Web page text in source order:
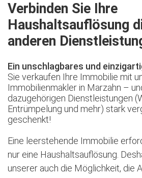
Verbinden Sie Ihre
Haushaltsauflösung
anderen
Ein unschlagbares und
Sie verkaufen Ihre Immobilie mit
Immobilienmakler in Marzahn –
dazugehörigen Dienstleistungen
Entrümpelung und mehr) stark
geschenkt!
Eine leerstehende Immobilie
nur eine Haushaltsauflösung.
unserer auch die Möglichkeit, die